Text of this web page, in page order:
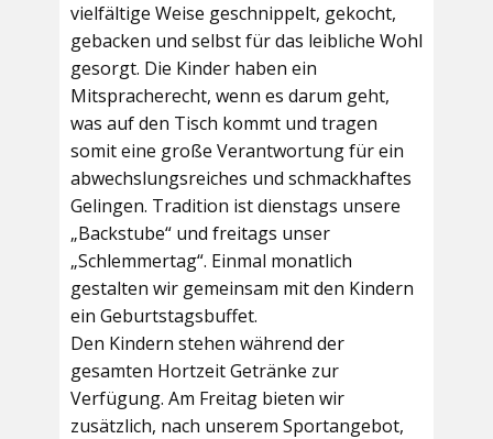
vielfältige Weise geschnippelt, gekocht,
gebacken und selbst für das leibliche Wohl
gesorgt. Die Kinder haben ein
Mitspracherecht, wenn es darum geht,
was auf den Tisch kommt und tragen
somit eine große Verantwortung für ein
abwechslungsreiches und schmackhaftes
Gelingen. Tradition ist dienstags unsere
„Backstube“ und freitags unser
„Schlemmertag“. Einmal monatlich
gestalten wir gemeinsam mit den Kindern
ein Geburtstagsbuffet.
Den Kindern stehen während der
gesamten Hortzeit Getränke zur
Verfügung. Am Freitag bieten wir
zusätzlich, nach unserem Sportangebot,